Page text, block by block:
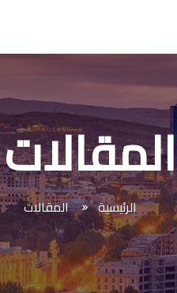
المقالات
الرئيسية المقالات